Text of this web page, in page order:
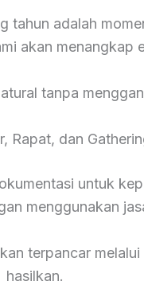
tahun adalah
akan menangkap
tanpa
Rapat, dan
untuk
menggunakan
terpancar
hasilkan.